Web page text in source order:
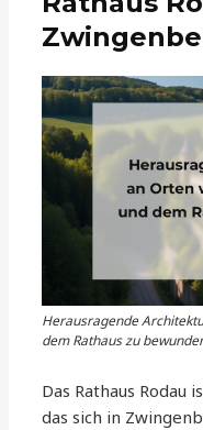
Herausragende
dem Rathaus zu
Das Rathaus Rodau
das sich in